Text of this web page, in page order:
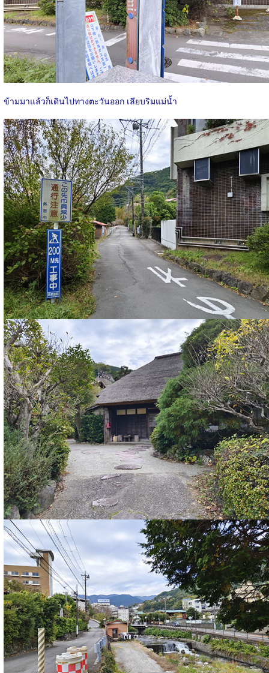
ข้ามมาแล้วก็เดินไปทางตะวันออก เลียบริมแม่น้ำ